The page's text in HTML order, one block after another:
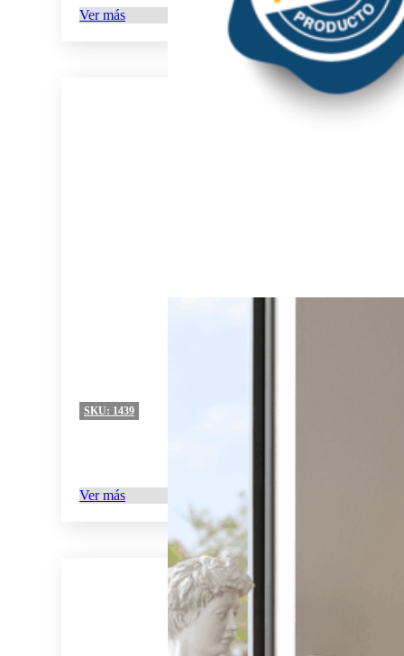
Ver más
SKU: 1439
Ver más